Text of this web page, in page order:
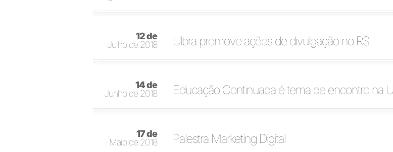
12 de
Julho de 2018
Ulbra promove ações de divulgação no RS
14 de
Junho de 2018
Educação Continuada é tema de encontro na
17 de
Maio de 2018
Palestra Marketing Digital